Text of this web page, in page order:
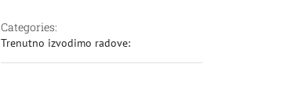
Categories:
Trenutno izvodimo radove: